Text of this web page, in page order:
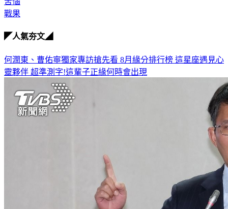
戰果
◤人氣夯文◢
何潤東、曹佑寧獨家專訪搶先看 8月緣分排行榜 這星座遇見心
靈夥伴 超準測字!這輩子正緣何時會出現